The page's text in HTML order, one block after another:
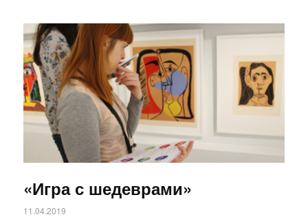
Статья
«Игра с шедеврами»
11.04.2019